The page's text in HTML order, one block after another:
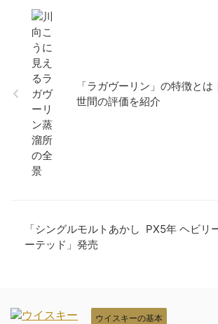
「ラガヴーリン」の特徴とは
世間の評価を紹介
「シングルモルトあかし PX5年 ヘビリ
ーテッド」発売
ウイスキーの基本